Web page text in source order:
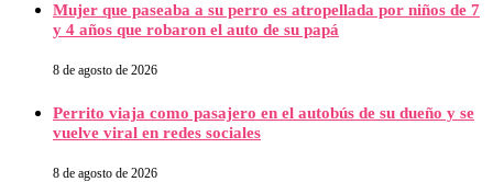
Mujer que paseaba a su perro es atropellada por niños de 7
y 4 años que robaron el auto de su papá
8 de agosto de 2026
Perrito viaja como pasajero en el autobús de su dueño y se
vuelve viral en redes sociales
8 de agosto de 2026